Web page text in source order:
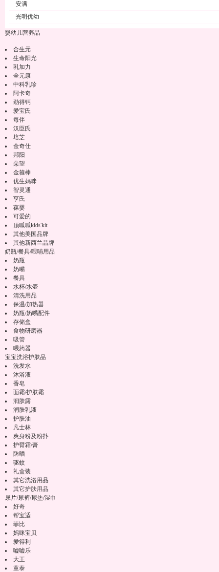
安满
光明优幼
婴幼儿营养品
合生元
生命阳光
乳加力
全元康
中科乳珍
阿卡奇
劲得钙
爱宝氏
每伴
汉臣氏
培芝
金奇仕
邦阳
朵望
金箍棒
优生妈咪
智灵通
亨氏
葆婴
可爱的
顶呱呱kids'kit
其他美国品牌
其他新西兰品牌
奶瓶/餐具/喂哺用品
奶瓶
奶嘴
餐具
水杯/水壶
清洗用品
保温/加热器
奶瓶/奶嘴配件
存储盒
食物研磨器
吸管
喂药器
宝宝洗浴护肤品
洗发水
沐浴液
香皂
面霜/护肤霜
润肤露
润肤乳液
护肤油
凡士林
爽身粉及粉扑
护臂霜/膏
防晒
驱蚊
礼盒装
其它洗浴用品
其它护肤用品
尿片/尿裤/尿垫/湿巾
好奇
帮宝适
菲比
妈咪宝贝
爱得利
嘘嘘乐
大王
童泰